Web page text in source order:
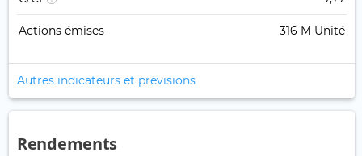
Actions émises 316 M Unité
Autres indicateurs et prévisions
Rendements